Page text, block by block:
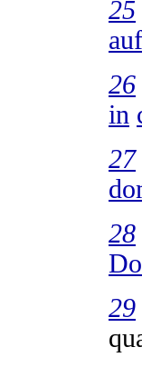
25
26
in
27
28
29